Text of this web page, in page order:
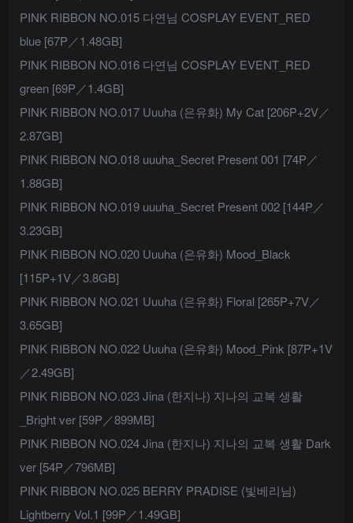
PINK RIBBON NO.015 다연님 COSPLAY EVENT_RED
blue [67P／1.48GB]
PINK RIBBON NO.016 다연님 COSPLAY EVENT_RED
green [69P／1.4GB]
PINK RIBBON NO.017 Uuuha (은유화) My Cat [206P+2V／
2.87GB]
PINK RIBBON NO.018 uuuha_Secret Present 001 [74P／
1.88GB]
PINK RIBBON NO.019 uuuha_Secret Present 002 [144P／
3.23GB]
PINK RIBBON NO.020 Uuuha (은유화) Mood_Black
[115P+1V／3.8GB]
PINK RIBBON NO.021 Uuuha (은유화) Floral [265P+7V／
3.65GB]
PINK RIBBON NO.022 Uuuha (은유화) Mood_Pink [87P+1V
／2.49GB]
PINK RIBBON NO.023 Jina (한지나) 지나의 교복 생활
_Bright ver [59P／899MB]
PINK RIBBON NO.024 Jina (한지나) 지나의 교복 생활 Dark
ver [54P／796MB]
PINK RIBBON NO.025 BERRY PRADISE (빛베리님)
Lightberry Vol.1 [99P／1.49GB]